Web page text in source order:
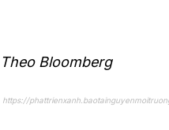
Theo Bloomberg
https://